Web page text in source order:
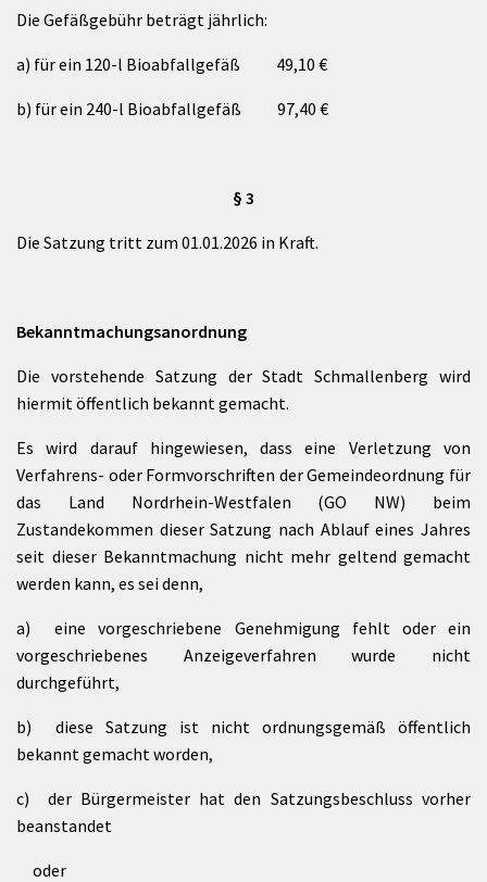
Die Gefäßgebühr beträgt jährlich:
a) für ein 120-l Bioabfallgefäß 49,10 €
b) für ein 240-l Bioabfallgefäß 97,40 €
§ 3
Die Satzung tritt zum 01.01.2026 in Kraft.
Bekanntmachungsanordnung
Die vorstehende Satzung der Stadt Schmallenberg wird
hiermit öffentlich bekannt gemacht.
Es wird darauf hingewiesen, dass eine Verletzung von
Verfahrens- oder Formvorschriften der Gemeindeordnung für
das Land Nordrhein-Westfalen (GO NW) beim
Zustandekommen dieser Satzung nach Ablauf eines Jahres
seit dieser Bekanntmachung nicht mehr geltend gemacht
werden kann, es sei denn,
a) eine vorgeschriebene Genehmigung fehlt oder ein
vorgeschriebenes Anzeigeverfahren wurde nicht
durchgeführt,
b) diese Satzung ist nicht ordnungsgemäß öffentlich
bekannt gemacht worden,
c) der Bürgermeister hat den Satzungsbeschluss vorher
beanstandet
oder